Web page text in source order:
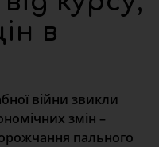
в
війни звикли
змін –
пального